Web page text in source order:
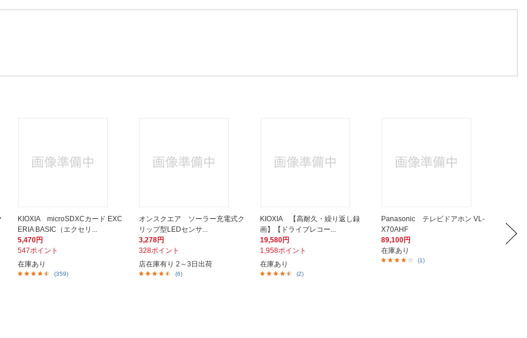
KIOXIA microSDXCカード EXC
ERIA BASIC（エクセリ...
5,470円
547ポイント
在庫あり
(359)
オンスクエア ソーラー充電式ク
リップ型LEDセンサ...
3,278円
328ポイント
店在庫有り 2～3日出荷
(6)
KIOXIA 【高耐久・繰り返し録
画】【ドライブレコー...
19,580円
1,958ポイント
在庫あり
(2)
Panasonic テレビドアホン VL-
X70AHF
89,100円
在庫あり
(1)
S-431
514円